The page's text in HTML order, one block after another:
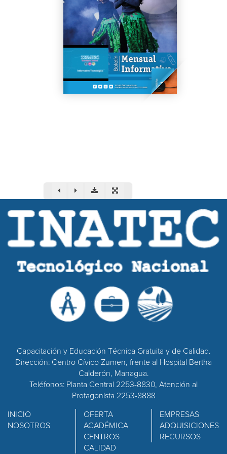
Capacitación y Educación Técnica Gratuita y de Calidad.
Dirección: Centro Cívico Zumen, frente al Hospital Bertha
Calderón, Managua.
Teléfonos: Planta Central 2253-8830, Atención al
Protagonista 2253-8888
INICIO
NOSOTROS
OFERTA
ACADÉMICA
CENTROS
CALIDAD
EMPRESAS
ADQUISICIONES
RECURSOS